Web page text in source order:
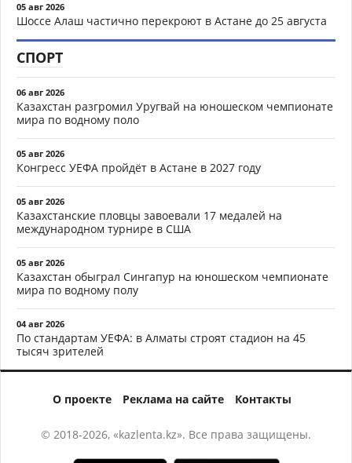
05 авг 2026
Шоссе Алаш частично перекроют в Астане до 25 августа
СПОРТ
06 авг 2026
Казахстан разгромил Уругвай на юношеском чемпионате
мира по водному поло
05 авг 2026
Конгресс УЕФА пройдёт в Астане в 2027 году
05 авг 2026
Казахстанские пловцы завоевали 17 медалей на
международном турнире в США
05 авг 2026
Казахстан обыграл Сингапур на юношеском чемпионате
мира по водному полу
04 авг 2026
По стандартам УЕФА: в Алматы строят стадион на 45
тысяч зрителей
О проекте Реклама на сайте Контакты
© 2018-2026, «kazlenta.kz». Все права защищены.